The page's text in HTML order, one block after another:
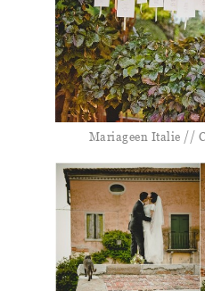
Mariageen Italie //